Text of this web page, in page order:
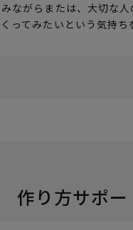
ながらまたは、大切な人
ってみたいという気持ち
作り方サポー